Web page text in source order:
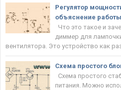
Регулятор
объяснение
Что это такое и
диммер для
вентилятора. Это устройство как раз
Схема простого
Схема простого
питания. Можно